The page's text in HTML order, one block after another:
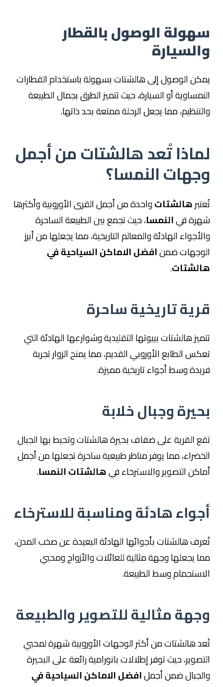
سهولة الوصول بالقطار
والسيارة
يمكن الوصول إلى هالشتات بسهولة باستخدام القطارات
النمساوية أو السيارة، حيث تتميز الطرق بجمال الطبيعة
والتنظيم، مما يجعل الرحلة ممتعة بحد ذاتها.
لماذا تُعد هالشتات من أجمل
وجهات النمسا؟
تُعتبرهالشتاتواحدة من أجمل القرى الأوروبية وأكثرها
شهرة فيالنمسا، حيث تجمع بين الطبيعة الساحرة
والأجواء الهادئة والمعالم التاريخية، مما يجعلها من أبرز
الوجهات ضمنافضل الاماكن السياحية في
هالشتات.
قرية تاريخية ساحرة
تتميز هالشتات ببيوتها التقليدية وشوارعها الهادئة التي
تعكس الطابع الأوروبي القديم، مما يمنح الزوار تجربة
فريدة وسط أجواء تاريخية مميزة.
بحيرة وجبال خلابة
تقع القرية على ضفاف بحيرة هالشتات وتحيط بها الجبال
الخضراء، مما يوفر مناظر طبيعية ساحرة تجعلها من أجمل
أماكن التصوير والاسترخاء فيهالشتات النمسا.
أجواء هادئة ومناسبة للاسترخاء
تُعرف هالشتات بأجوائها الهادئة البعيدة عن صخب المدن،
مما يجعلها وجهة مثالية للعائلات والأزواج ومحبي
الاستجمام وسط الطبيعة.
وجهة مثالية للتصوير والطبيعة
تُعد هالشتات من أكثر الوجهات الأوروبية شهرة لمحبي
التصوير، حيث توفر إطلالات بانورامية رائعة على البحيرة
والجبال ضمن أجملافضل الاماكن السياحية في